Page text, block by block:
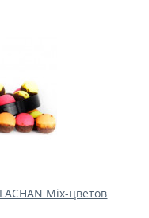
Mix-цветов